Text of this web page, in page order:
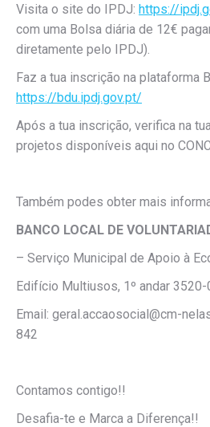
Visita o site do IPDJ: https://
com uma Bolsa diária de 12€
diretamente pelo IPDJ).
Faz a tua inscrição na plataforma
https://bdu.ipdj.gov.pt/
Após a tua inscrição, verifica na
projetos disponíveis aqui no
Também podes obter mais
BANCO LOCAL DE
– Serviço Municipal de Apoio à
Edifício Multiusos, 1º andar
Email: geral.accaosocial@cm-
842
Contamos contigo!!
Desafia-te e Marca a Diferença!!